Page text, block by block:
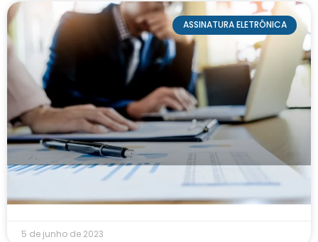
ASSINATURA ELETRÔNICA
Como prevenir inadimplência nas operações
financeiras
5 de junho de 2023